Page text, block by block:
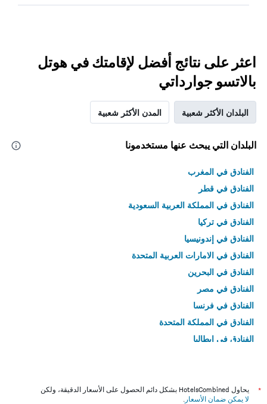
اعثر على نتائج أفضل لإقامتك في هوتل
بالاتسو جوارداتي
البلدان الأكثر شعبية المدن الأكثر شعبية
البلدان التي يبحث عنها مستخدمونا
الفنادق في المغرب
الفنادق في قطر
الفنادق في المملكة العربية السعودية
الفنادق في تركيا
الفنادق في إندونيسيا
الفنادق في الامارات العربية المتحدة
الفنادق في البحرين
الفنادق في مصر
الفنادق في فرنسا
الفنادق في المملكة المتحدة
الفنادق في إيطاليا
*
يحاول HotelsCombined بشكل دائم الحصول على الأسعار الدقيقة، ولكن
لا يمكن ضمان الأسعار .